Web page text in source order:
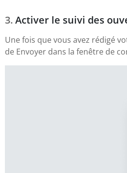
Activer le suivi des
Une fois que vous avez rédigé
de Envoyer dans la fenêtre de